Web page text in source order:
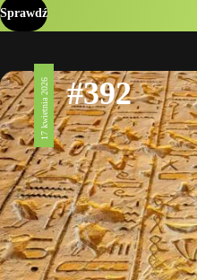
Sprawdź
17 kwietnia 2026 #392